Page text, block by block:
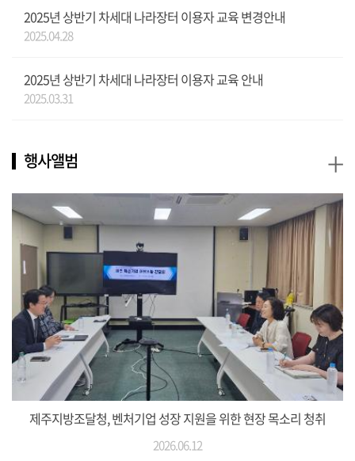
2025년 상반기 차세대 나라장터 이용자 교육 변경안내
2025.04.28
2025년 상반기 차세대 나라장터 이용자 교육 안내
2025.03.31
행사앨범
제주지방조달청, 벤처기업 성장 지원을 위한 현장 목소리 청취
2026.06.12
+